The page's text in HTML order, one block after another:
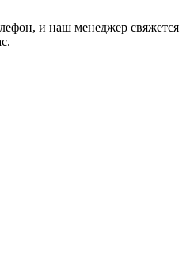
и наш менеджер свяжется